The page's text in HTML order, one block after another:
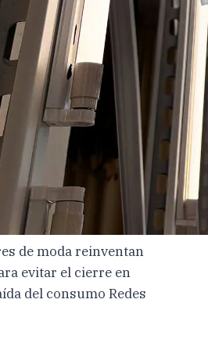
de moda reinventan
evitar el cierre en
del consumo Redes